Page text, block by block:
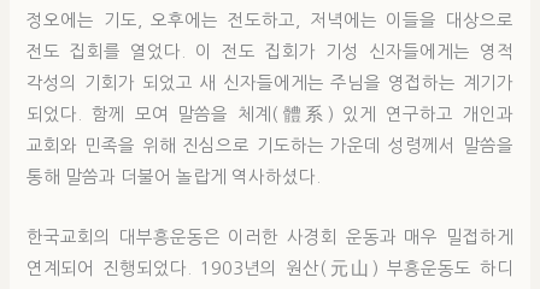
정오에는 기도, 오후에는 전도하고, 저녁에는 이들을 대상으로
전도 집회를 열었다. 이 전도 집회가 기성 신자들에게는 영적
각성의 기회가 되었고 새 신자들에게는 주님을 영접하는 계기가
되었다. 함께 모여 말씀을 체계(體系) 있게 연구하고 개인과
교회와 민족을 위해 진심으로 기도하는 가운데 성령께서 말씀을
통해 말씀과 더불어 놀랍게 역사하셨다.
한국교회의 대부흥운동은 이러한 사경회 운동과 매우 밀접하게
연계되어 진행되었다. 1903년의 원산(元山) 부흥운동도 하디